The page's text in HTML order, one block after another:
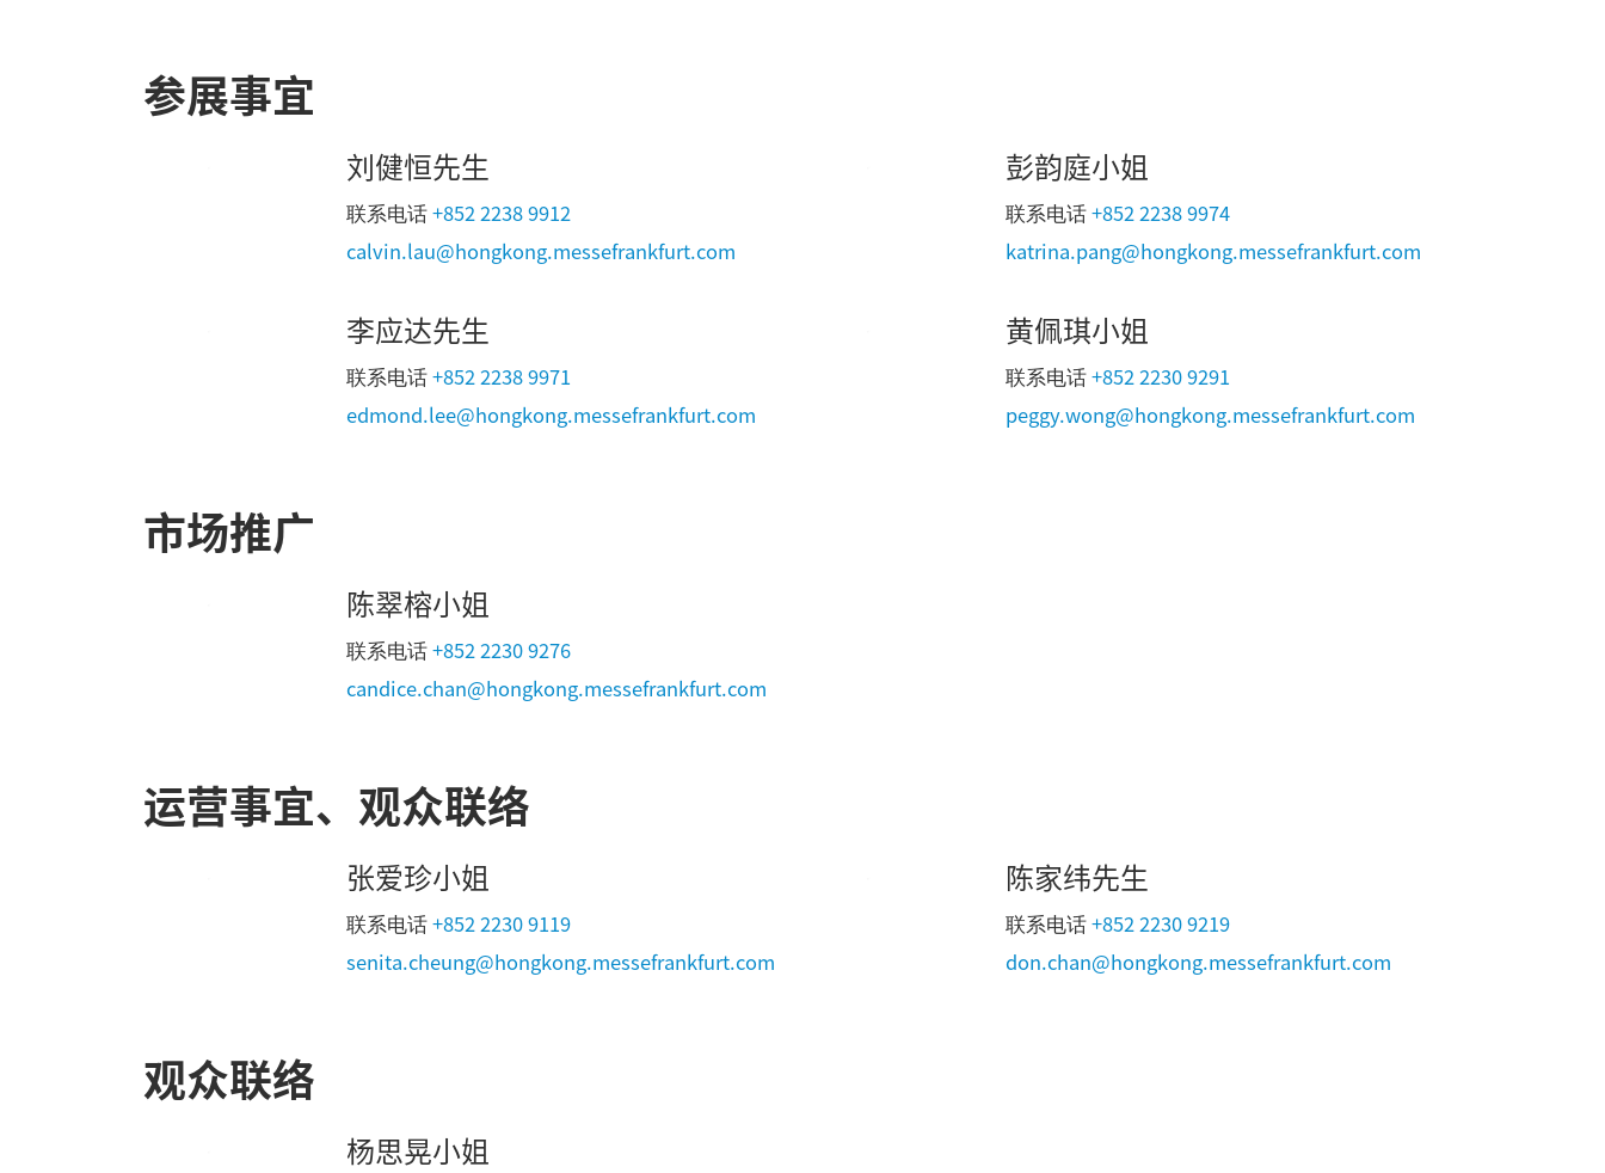
参展事宜
刘健恒先生
联系电话 +852 2238 9912
calvin.lau@hongkong.messefrankfurt.com
彭韵庭小姐
联系电话 +852 2238 9974
katrina.pang@hongkong.messefrankfurt.com
李应达先生
联系电话 +852 2238 9971
edmond.lee@hongkong.messefrankfurt.com
黄佩琪小姐
联系电话 +852 2230 9291
peggy.wong@hongkong.messefrankfurt.com
市场推广
陈翠榕小姐
联系电话 +852 2230 9276
candice.chan@hongkong.messefrankfurt.com
运营事宜、观众联络
张爱珍小姐
联系电话 +852 2230 9119
senita.cheung@hongkong.messefrankfurt.com
陈家纬先生
联系电话 +852 2230 9219
don.chan@hongkong.messefrankfurt.com
观众联络
杨思晃小姐